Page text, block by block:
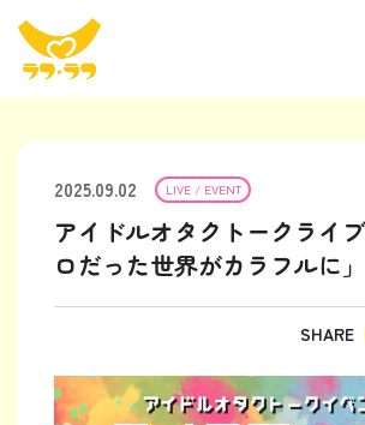
2025.09.02 LIVE / EVENT
アイドルオタクトークライ
ロだった世界がカラフルに」
SHARE